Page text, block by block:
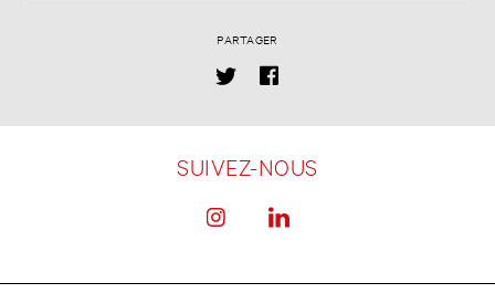
PARTAGER
SUIVEZ-NOUS